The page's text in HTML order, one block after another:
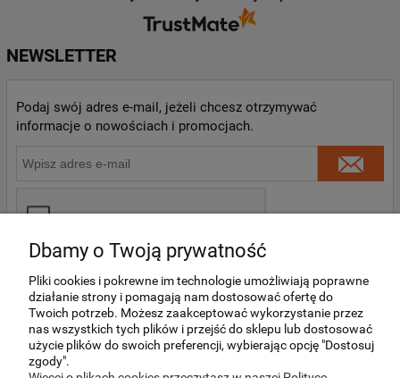
wiele dla nas znaczy, że docenia Pan naszą
obsługę i jest Pan zadowolony. ❤️ Zapraszamy
NEWSLETTER
Podaj swój adres e-mail, jeżeli chcesz otrzymywać
informacje o nowościach i promocjach.
O NAS
Dbamy o Twoją prywatność
Pliki cookies i pokrewne im technologie umożliwiają poprawne
działanie strony i pomagają nam dostosować ofertę do
Twoich potrzeb. Możesz zaakceptować wykorzystanie przez
nas wszystkich tych plików i przejść do sklepu lub dostosować
użycie plików do swoich preferencji, wybierając opcję "Dostosuj
zgody".